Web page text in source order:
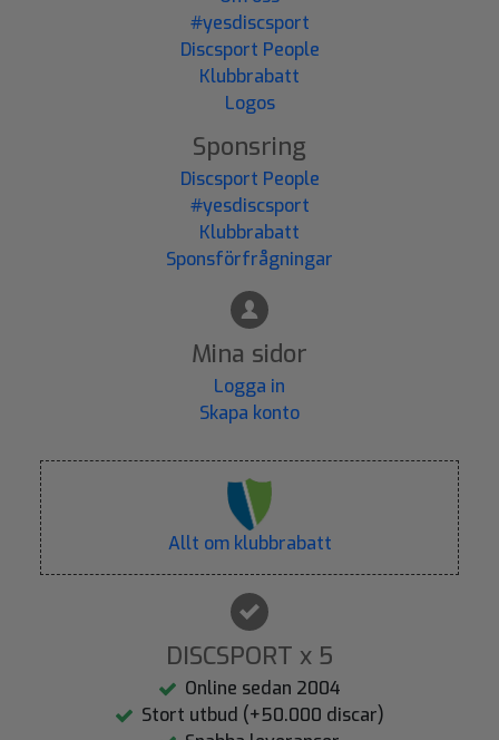
#yesdiscsport
Discsport People
Klubbrabatt
Logos
Sponsring
Discsport People
#yesdiscsport
Klubbrabatt
Sponsförfrågningar
Mina sidor
Logga in
Skapa konto
Allt om klubbrabatt
DISCSPORT x 5
Online sedan 2004
Stort utbud (+50.000 discar)